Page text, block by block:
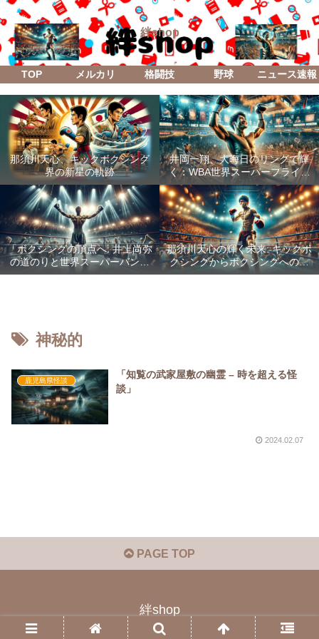
絆shop
TOP メルカリ 格闘技 野球 ニュース速報
那須川天心、キックボクシング
界の新星の軌跡
井岡一翔、大晦日のリングで輝
く：WBA世界スーパーフライ級
防衛戦「Lifetime Boxing Fights
18」
「ボクシングの頂点へ: 井上尚弥
の道のりと世界スーパーバンタ
ム級統一戦の全貌」
那須川天心の輝く未来: キックボ
クシングからボクシングへの成
功した転身
神秘的
鹿児島県怪談
「知覧の武家屋敷の幽霊 – 時を超える怪
談」
2024.02.07
PAGE TOP
絆shop
© 2023 絆shop.